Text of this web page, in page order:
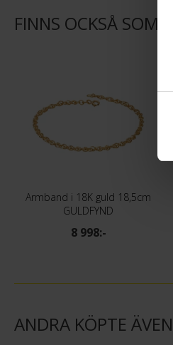
FINNS OCKSÅ SOM
Armband i 18K guld 18,5cm
GULDFYND
8 998:-
ANDRA KÖPTE ÄVEN